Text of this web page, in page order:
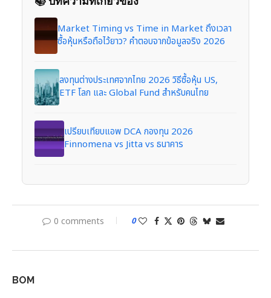
Market Timing vs Time in Market ถึงเวลา
ซื้อหุ้นหรือถือไว้ยาว? คำตอบจากข้อมูลจริง 2026
ลงทุนต่างประเทศจากไทย 2026 วิธีซื้อหุ้น US,
ETF โลก และ Global Fund สำหรับคนไทย
เปรียบเทียบแอพ DCA กองทุน 2026
Finnomena vs Jitta vs ธนาคาร
0 comments 0
BOM